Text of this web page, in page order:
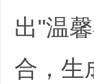
出"温
合，生